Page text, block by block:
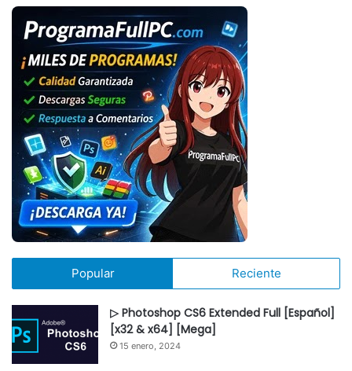
Popular Reciente
▷ Photoshop CS6 Extended Full [Español]
[x32 & x64] [Mega]
15 enero, 2024